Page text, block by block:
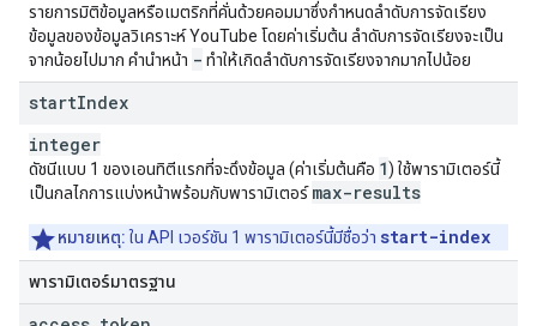
รายการมิติข้อมูลหรือเมตริกที่คั่นด้วยคอมมาซึ่งกำหนดลำดับการจัดเรียง
ข้อมูลของข้อมูลวิเคราะห์ YouTube โดยค่าเริ่มต้น ลำดับการจัดเรียงจะเป็น
จากน้อยไปมาก คำนำหน้า - ทำให้เกิดลำดับการจัดเรียงจากมากไปน้อย
startIndex
integer
ดัชนีแบบ 1 ของเอนทิตีแรกที่จะดึงข้อมูล (ค่าเริ่มต้นคือ 1) ใช้พารามิเตอร์นี้
เป็นกลไกการแบ่งหน้าพร้อมกับพารามิเตอร์max-results
หมายเหตุ: ใน API เวอร์ชัน 1 พารามิเตอร์นี้มีชื่อว่า start-index
พารามิเตอร์มาตรฐาน